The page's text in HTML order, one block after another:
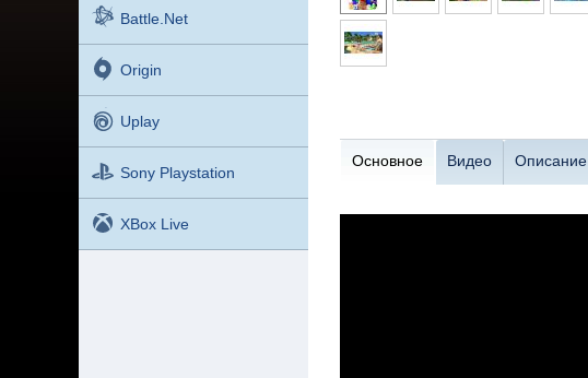
Battle.net
Origin
Uplay
Sony Playstation
XBox Live
Основное Видео Описание